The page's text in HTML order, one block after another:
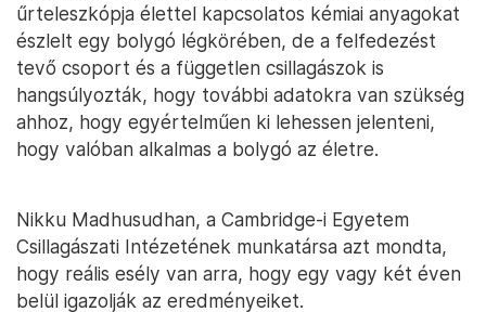
űrteleszkópja élettel kapcsolatos kémiai anyagokat
észlelt egy bolygó légkörében, de a felfedezést
tevő csoport és a független csillagászok is
hangsúlyozták, hogy további adatokra van szükség
ahhoz, hogy egyértelműen ki lehessen jelenteni,
hogy valóban alkalmas a bolygó az életre.
Nikku Madhusudhan, a Cambridge-i Egyetem
Csillagászati Intézetének munkatársa azt mondta,
hogy reális esély van arra, hogy egy vagy két éven
belül igazolják az eredményeiket.